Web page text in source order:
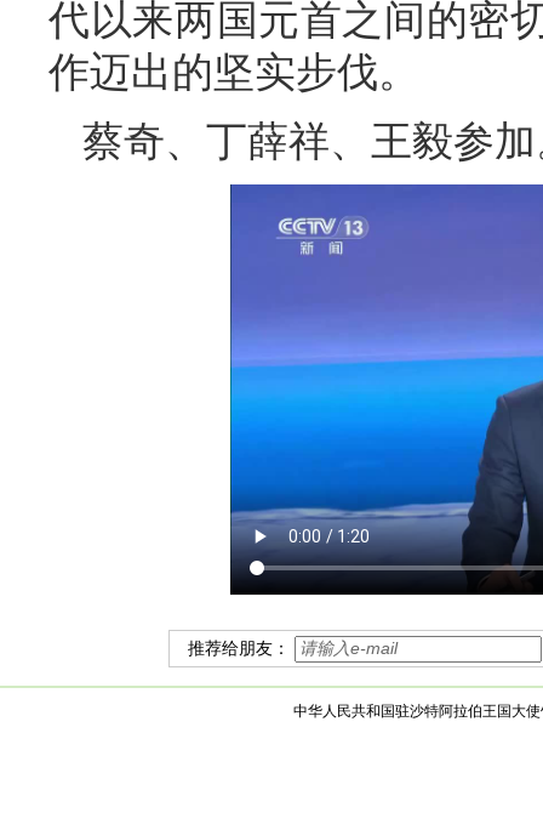
代以来两国元首之间的密
作迈出的坚实步伐。
蔡奇、丁薛祥、王毅参
推荐给朋友：
中华人民共和国驻沙特阿拉伯王国大使